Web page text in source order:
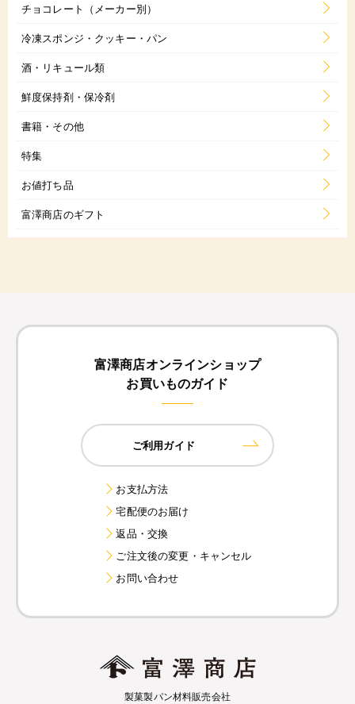
チョコレート（メーカー別）
冷凍スポンジ・クッキー・パン
酒・リキュール類
鮮度保持剤・保冷剤
書籍・その他
特集
お値打ち品
富澤商店のギフト
富澤商店オンラインショップ
お買いものガイド
ご利用ガイド
お支払方法
宅配便のお届け
返品・交換
ご注文後の変更・キャンセル
お問い合わせ
製菓製パン材料販売会社